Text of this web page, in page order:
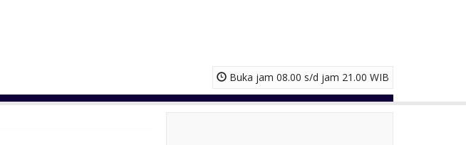
Buka jam 08.00 s/d jam 21.00 WIB